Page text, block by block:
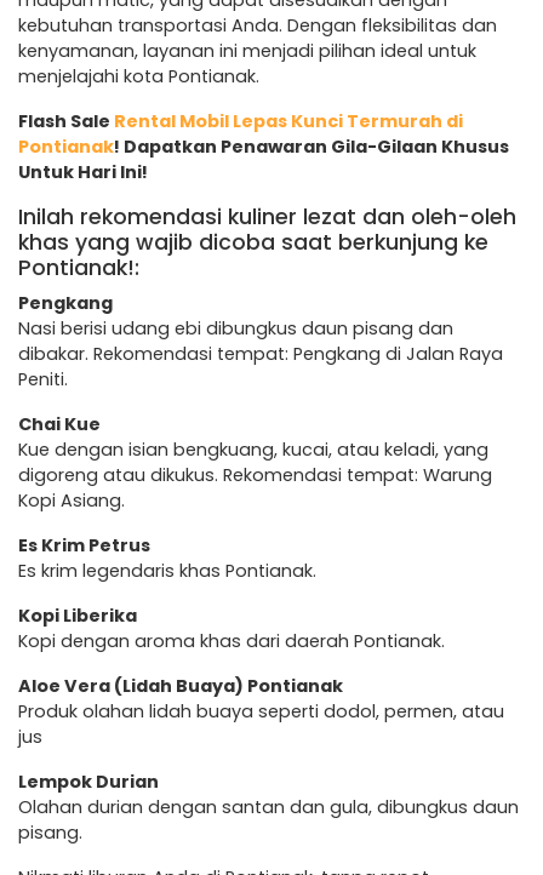
kebutuhan transportasi Anda. Dengan fleksibilitas dan
kenyamanan, layanan ini menjadi pilihan ideal untuk
menjelajahi kota Pontianak.
Flash Sale Rental Mobil Lepas Kunci Termurah di
Pontianak! Dapatkan Penawaran Gila-Gilaan Khusus
Untuk Hari Ini!
Inilah rekomendasi kuliner lezat dan oleh-oleh
khas yang wajib dicoba saat berkunjung ke
Pontianak!:
Pengkang
Nasi berisi udang ebi dibungkus daun pisang dan
dibakar. Rekomendasi tempat: Pengkang di Jalan Raya
Peniti.
Chai Kue
Kue dengan isian bengkuang, kucai, atau keladi, yang
digoreng atau dikukus. Rekomendasi tempat: Warung
Kopi Asiang.
Es Krim Petrus
Es krim legendaris khas Pontianak.
Kopi Liberika
Kopi dengan aroma khas dari daerah Pontianak.
Aloe Vera (Lidah Buaya) Pontianak
Produk olahan lidah buaya seperti dodol, permen, atau
jus
Lempok Durian
Olahan durian dengan santan dan gula, dibungkus daun
pisang.